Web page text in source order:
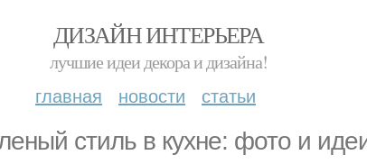
ДИЗАЙН ИНТЕРЬЕРА
лучшие идеи декора и дизайна!
главная новости статьи
стиль в кухне: фото и